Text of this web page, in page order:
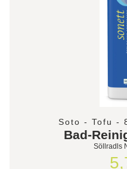
Soto - Tofu -
Bad-
Söllradls